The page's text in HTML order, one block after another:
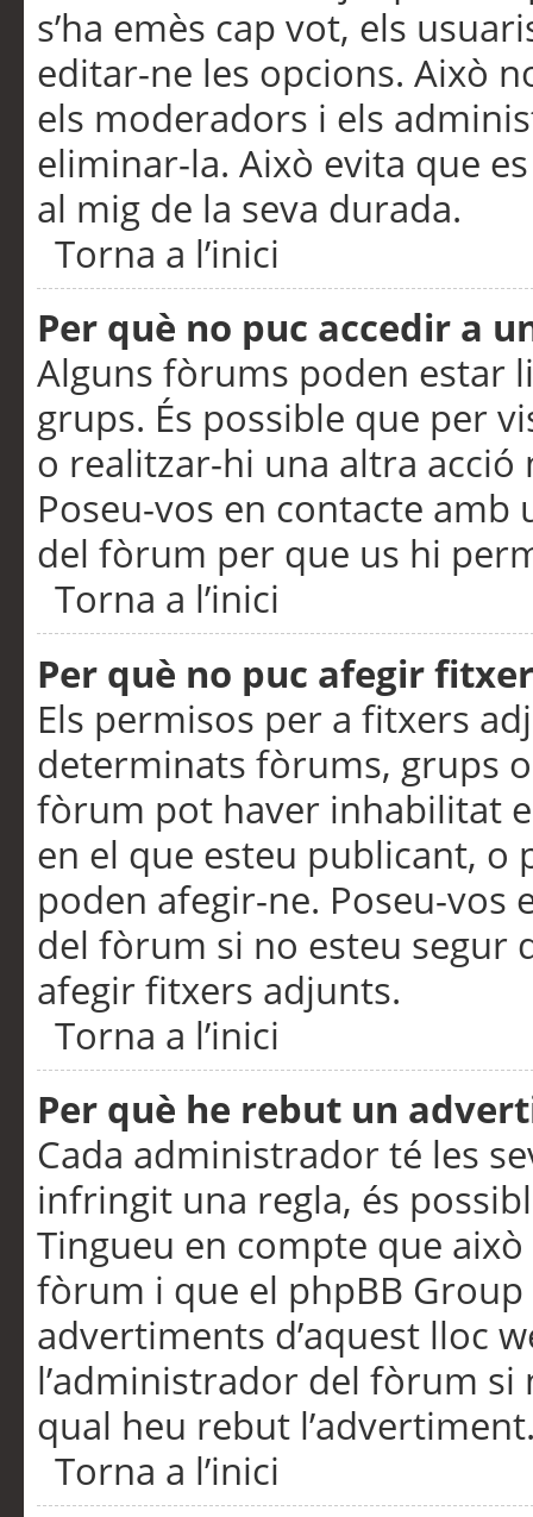
s’ha emès cap vot, els
editar-ne les opcions. Això
els moderadors i els
eliminar-la. Això evita que
al mig de la seva durada.
Torna a l’inici
Per què no puc accedir a
Alguns fòrums poden estar
grups. És possible que per
o realitzar-hi una altra acció
Poseu-vos en contacte
del fòrum per que us hi
Torna a l’inici
Per què no puc afegir
Els permisos per a fitxers
determinats fòrums, grups
fòrum pot haver inhabilitat
en el que esteu publicant,
poden afegir-ne. Poseu-vos
del fòrum si no esteu segur
afegir fitxers adjunts.
Torna a l’inici
Per què he rebut un
Cada administrador té les
infringit una regla, és
Tingueu en compte que
fòrum i que el phpBB
advertiments d’aquest lloc
l’administrador del fòrum
qual heu rebut
Torna a l’inici